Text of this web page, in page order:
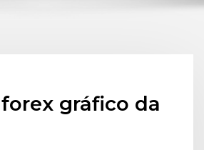
forex gráfico da